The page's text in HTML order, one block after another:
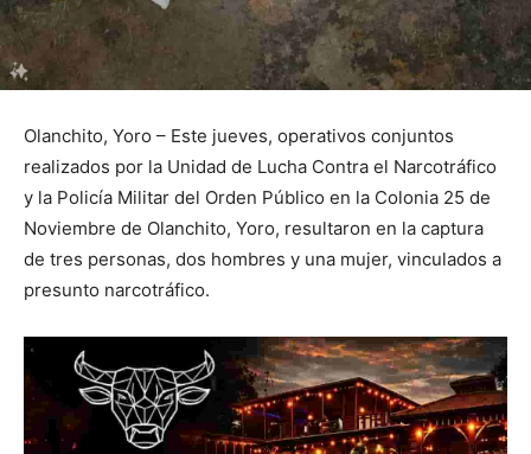
Olanchito, Yoro – Este jueves, operativos conjuntos
realizados por la Unidad de Lucha Contra el Narcotráfico
y la Policía Militar del Orden Público en la Colonia 25 de
Noviembre de Olanchito, Yoro, resultaron en la captura
de tres personas, dos hombres y una mujer, vinculados a
presunto narcotráfico.